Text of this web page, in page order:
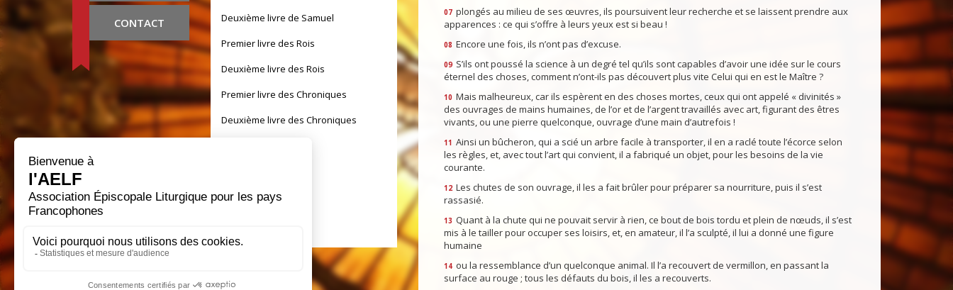
CONTACT
Deuxième livre de Samuel
Premier livre des Rois
Deuxième livre des Rois
Premier livre des Chroniques
Deuxième livre des Chroniques
Livre de Tobie
Livre d'Esther
Premier Livre des Martyrs d'Israël
07 plongés au milieu de ses œuvres, ils poursuivent leur recherche et se laissent prendre aux
apparences : ce qui s’offre à leurs yeux est si beau !
08 Encore une fois, ils n’ont pas d’excuse.
09 S’ils ont poussé la science à un degré tel qu’ils sont capables d’avoir une idée sur le cours
éternel des choses, comment n’ont-ils pas découvert plus vite Celui qui en est le Maître ?
10 Mais malheureux, car ils espèrent en des choses mortes, ceux qui ont appelé « divinités »
des ouvrages de mains humaines, de l’or et de l’argent travaillés avec art, figurant des êtres
vivants, ou une pierre quelconque, ouvrage d’une main d’autrefois !
11
Ainsi un bûcheron, qui a scié un arbre facile à transporter, il en a raclé toute l’écorce selon
les règles, et, avec tout l’art qui convient, il a fabriqué un objet, pour les besoins de la vie
courante.
12 Les chutes de son ouvrage, il les a fait brûler pour préparer sa nourriture, puis il s’est
rassasié.
13 Quant à la chute qui ne pouvait servir à rien, ce bout de bois tordu et plein de nœuds, il s’est
mis à le tailler pour occuper ses loisirs, et, en amateur, il l’a sculpté, il lui a donné une figure
humaine
14 ou la ressemblance d’un quelconque animal. Il l’a recouvert de vermillon, en passant la
surface au rouge ; tous les défauts du bois, il les a recouverts.